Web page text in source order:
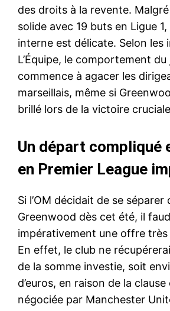
des droits à la revente.
solide avec 19 buts en Ligue
interne est délicate. Selon les
L’Équipe, le comportement du
commence à agacer les
marseillais, même si
brillé lors de la victoire
Un départ compliqué
en Premier League
Si l’OM décidait de se séparer
Greenwood dès cet été, il
impérativement une offre
En effet, le club ne
de la somme investie, soit
d’euros, en raison de la
négociée par Manchester